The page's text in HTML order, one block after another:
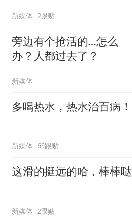
新媒体 2跟贴
旁边有个抢活的…怎么
办？人都过去了？
新媒体
多喝热水，热水治百病！
新媒体 69跟贴
这滑的挺远的哈，棒棒哒
新媒体 2跟贴